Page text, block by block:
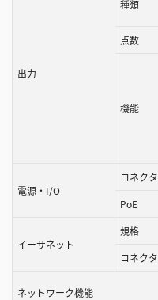
出力
種類
点数
機能
電源・I/O
コネクタ
PoE
イーサネット
規格
コネクタ
ネットワーク機能